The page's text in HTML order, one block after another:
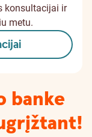
konsultacijai ir
metu.
banke